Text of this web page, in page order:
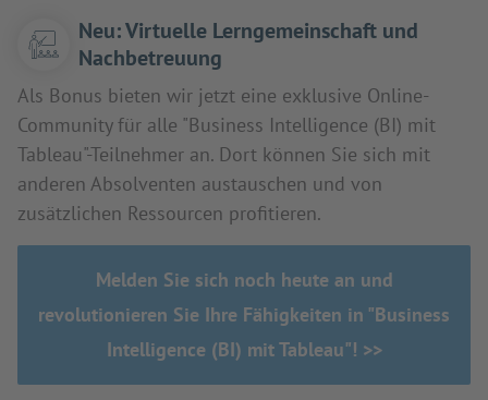
Neu: Virtuelle Lerngemeinschaft und
Nachbetreuung
Als Bonus bieten wir jetzt eine exklusive Online-
Community für alle "Business Intelligence (BI) mit
Tableau"-Teilnehmer an. Dort können Sie sich mit
anderen Absolventen austauschen und von
zusätzlichen Ressourcen profitieren.
Melden Sie sich noch heute an und
revolutionieren Sie Ihre Fähigkeiten in "Business
Intelligence (BI) mit Tableau"! >>